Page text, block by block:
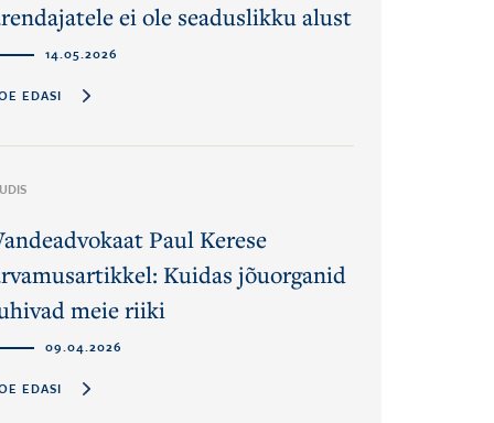
ei ole seaduslikku alust
14.05.2026
EDASI
Paul Kerese
Kuidas jõuorganid
meie riiki
09.04.2026
EDASI